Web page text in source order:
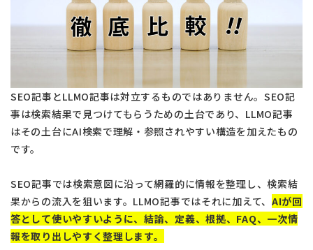
SEO記事とLLMO記事は対立するものではありません。SEO記
事は検索結果で見つけてもらうための土台であり、LLMO記事
はその土台にAI検索で理解・参照されやすい構造を加えたもの
です。
SEO記事では検索意図に沿って網羅的に情報を整理し、検索結
果からの流入を狙います。LLMO記事ではそれに加えて、 AIが回
答として使いやすいように、結論、定義、根拠、FAQ、一次情
報を取り出しやすく整理します。